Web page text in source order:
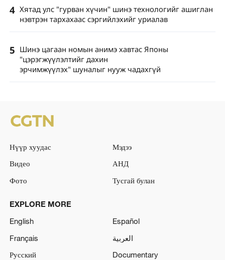
4 Хятад улс "гурван хүчин" шинэ технологийг ашиглан
нэвтрэн тархахаас сэргийлэхийг уриалав
5 Шинэ цагаан номын анимэ хавтас Японы
"цэрэгжүүлэлтийг дахин
эрчимжүүлэх" шуналыг нууж чадахгүй
Нүүр хуудас
Мэдээ
Видео
АНД
Фото
Тусгай булан
EXPLORE MORE
English
Español
Français
العربية
Русский
Documentary